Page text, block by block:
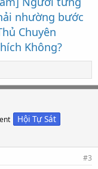
nhường bước
Chuyên
Không?
Hội Tự Sát
#3